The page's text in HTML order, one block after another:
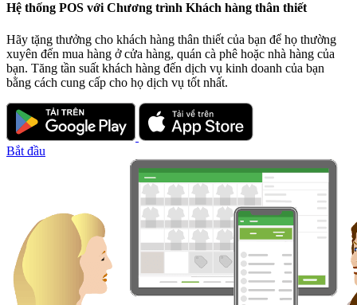
Hệ thống POS với Chương trình Khách hàng thân thiết
Hãy tặng thưởng cho khách hàng thân thiết của bạn để họ thường
xuyên đến mua hàng ở cửa hàng, quán cà phê hoặc nhà hàng của
bạn. Tăng tần suất khách hàng đến dịch vụ kinh doanh của bạn
bằng cách cung cấp cho họ dịch vụ tốt nhất.
Bắt đầu